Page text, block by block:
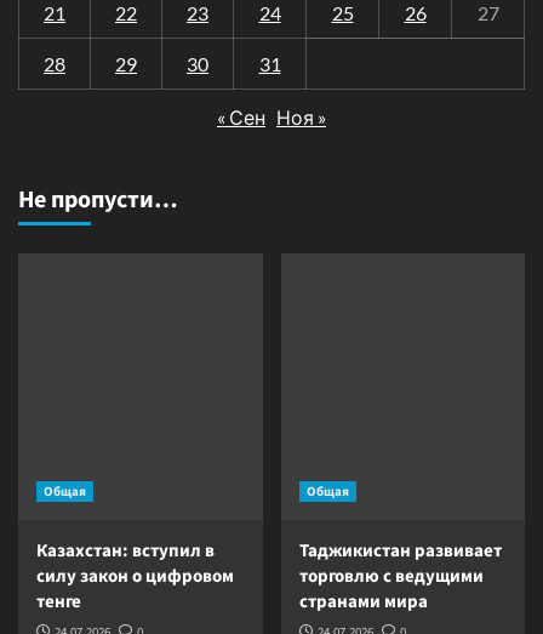
21 22 23 24 25 26 27
28 29 30 31
« Сен Ноя »
Не пропусти…
Общая
Казахстан: вступил в
силу закон о цифровом
тенге
Общая
Таджикистан развивает
торговлю с ведущими
странами мира